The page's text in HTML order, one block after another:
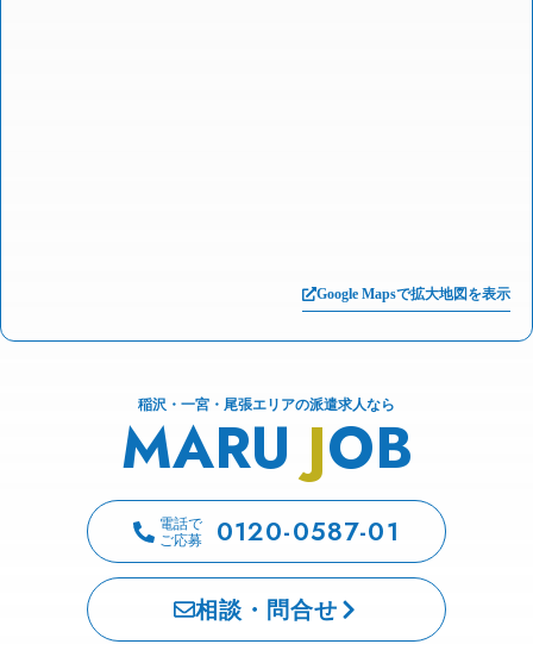
Google Mapsで拡大地図を表示
稲沢・一宮・尾張エリアの派遣求人なら
MARU JOB
電話で
ご応募
0120-0587-01
相談・問合せ